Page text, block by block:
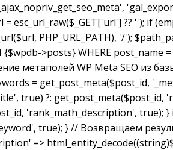
esc_url_raw($_GET['url'] ?? ''); if
PHP_URL_PATH), '/');
>posts} WHERE
метаполей WP Meta SEO из
= get_post_meta($post_id,
true) ?:
'rank_math_description',
true); } // Возвращаем
=>